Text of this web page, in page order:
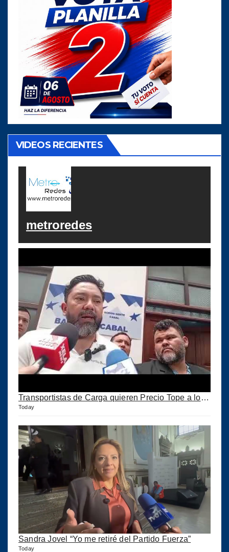
VIDEOS RECIENTES
metroredes
Transportistas de Carga quieren Precio Tope a los combustibles
Today
Sandra Jovel “Yo me retiré del Partido Fuerza”
Today